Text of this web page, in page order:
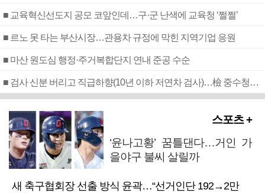
■ 교육혁신선도지 공모 코앞인데…구·군 난색에 교육청 ‘쩔쩔’
■ 르노 못 타는 부산시장…관용차 규정에 막힌 지역기업 응원
■ 마산 원도심 행정·주거복합단지 연내 준공 수순
■ 검사 신분 버리고 직급하향(10년 이하 저연차 검사)…檢 중수청행 기피
스포츠 +
‘윤나고황’ 꿈틀댄다…거인 가
을야구 불씨 살릴까
새 축구협회장 선출 방식 윤곽…“선거인단 192→2만